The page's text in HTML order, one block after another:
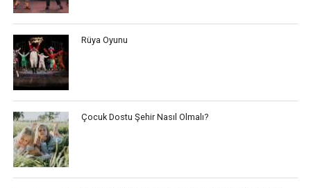
Rüya Oyunu
Çocuk Dostu Şehir Nasıl Olmalı?